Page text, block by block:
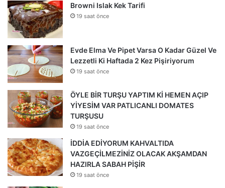
Browni Islak Kek Tarifi
19 saat önce
Evde Elma Ve Pipet Varsa O Kadar Güzel Ve
Lezzetli Ki Haftada 2 Kez Pişiriyorum
19 saat önce
ÖYLE BİR TURŞU YAPTIM Kİ HEMEN AÇIP
YİYESİM VAR PATLICANLI DOMATES
TURŞUSU
19 saat önce
İDDİA EDİYORUM KAHVALTIDA
VAZGEÇİLMEZİNİZ OLACAK AKŞAMDAN
HAZIRLA SABAH PİŞİR
19 saat önce